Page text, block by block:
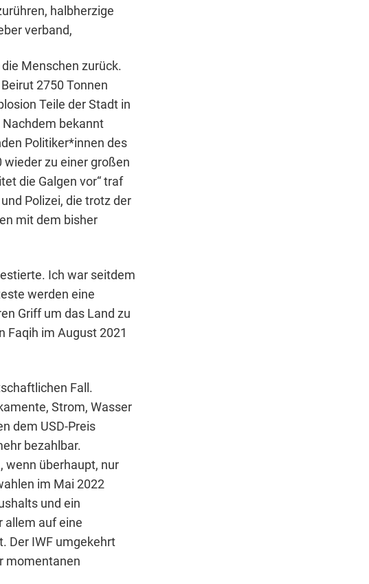
halbherzige
verband,
Menschen zurück.
2750 Tonnen
Teile der Stadt in
bekannt
Politiker*innen des
zu einer großen
die Galgen vor“ traf
Polizei, die trotz der
mit dem bisher
Ich war seitdem
werden eine
Griff um das Land zu
Faqih im August 2021
Fall.
Strom, Wasser
dem USD-Preis
bezahlbar.
wenn überhaupt, nur
im Mai 2022
und ein
allem auf eine
Der IWF umgekehrt
momentanen